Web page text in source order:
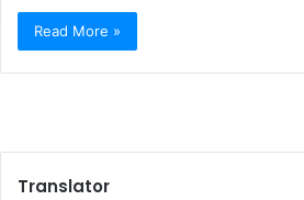
Read More »
Translator